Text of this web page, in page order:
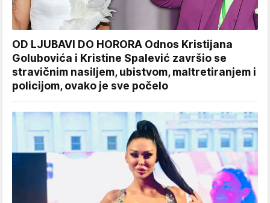
OD LJUBAVI DO HORORA Odnos Kristijana
Golubovića i Kristine Spalević završio se
stravičnim nasiljem, ubistvom, maltretiranjem i
policijom, ovako je sve počelo